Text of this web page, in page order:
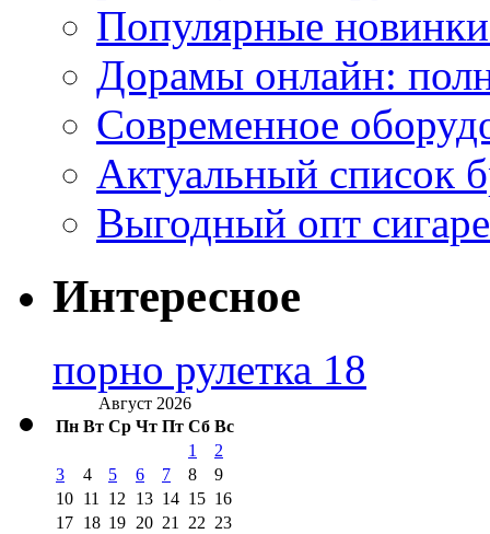
Популярные
Дорамы онлайн:
Современное
Актуальный список
Выгодный опт
Интересное
порно рулетка 18
Август 2026
Пн Вт Ср Чт Пт Сб Вс
1
2
3
4 5 6 7 8
9
10 11 12 13 14 15 16
17 18 19 20 21 22 23